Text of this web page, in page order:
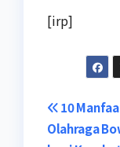
[irp]
10
Olahraga